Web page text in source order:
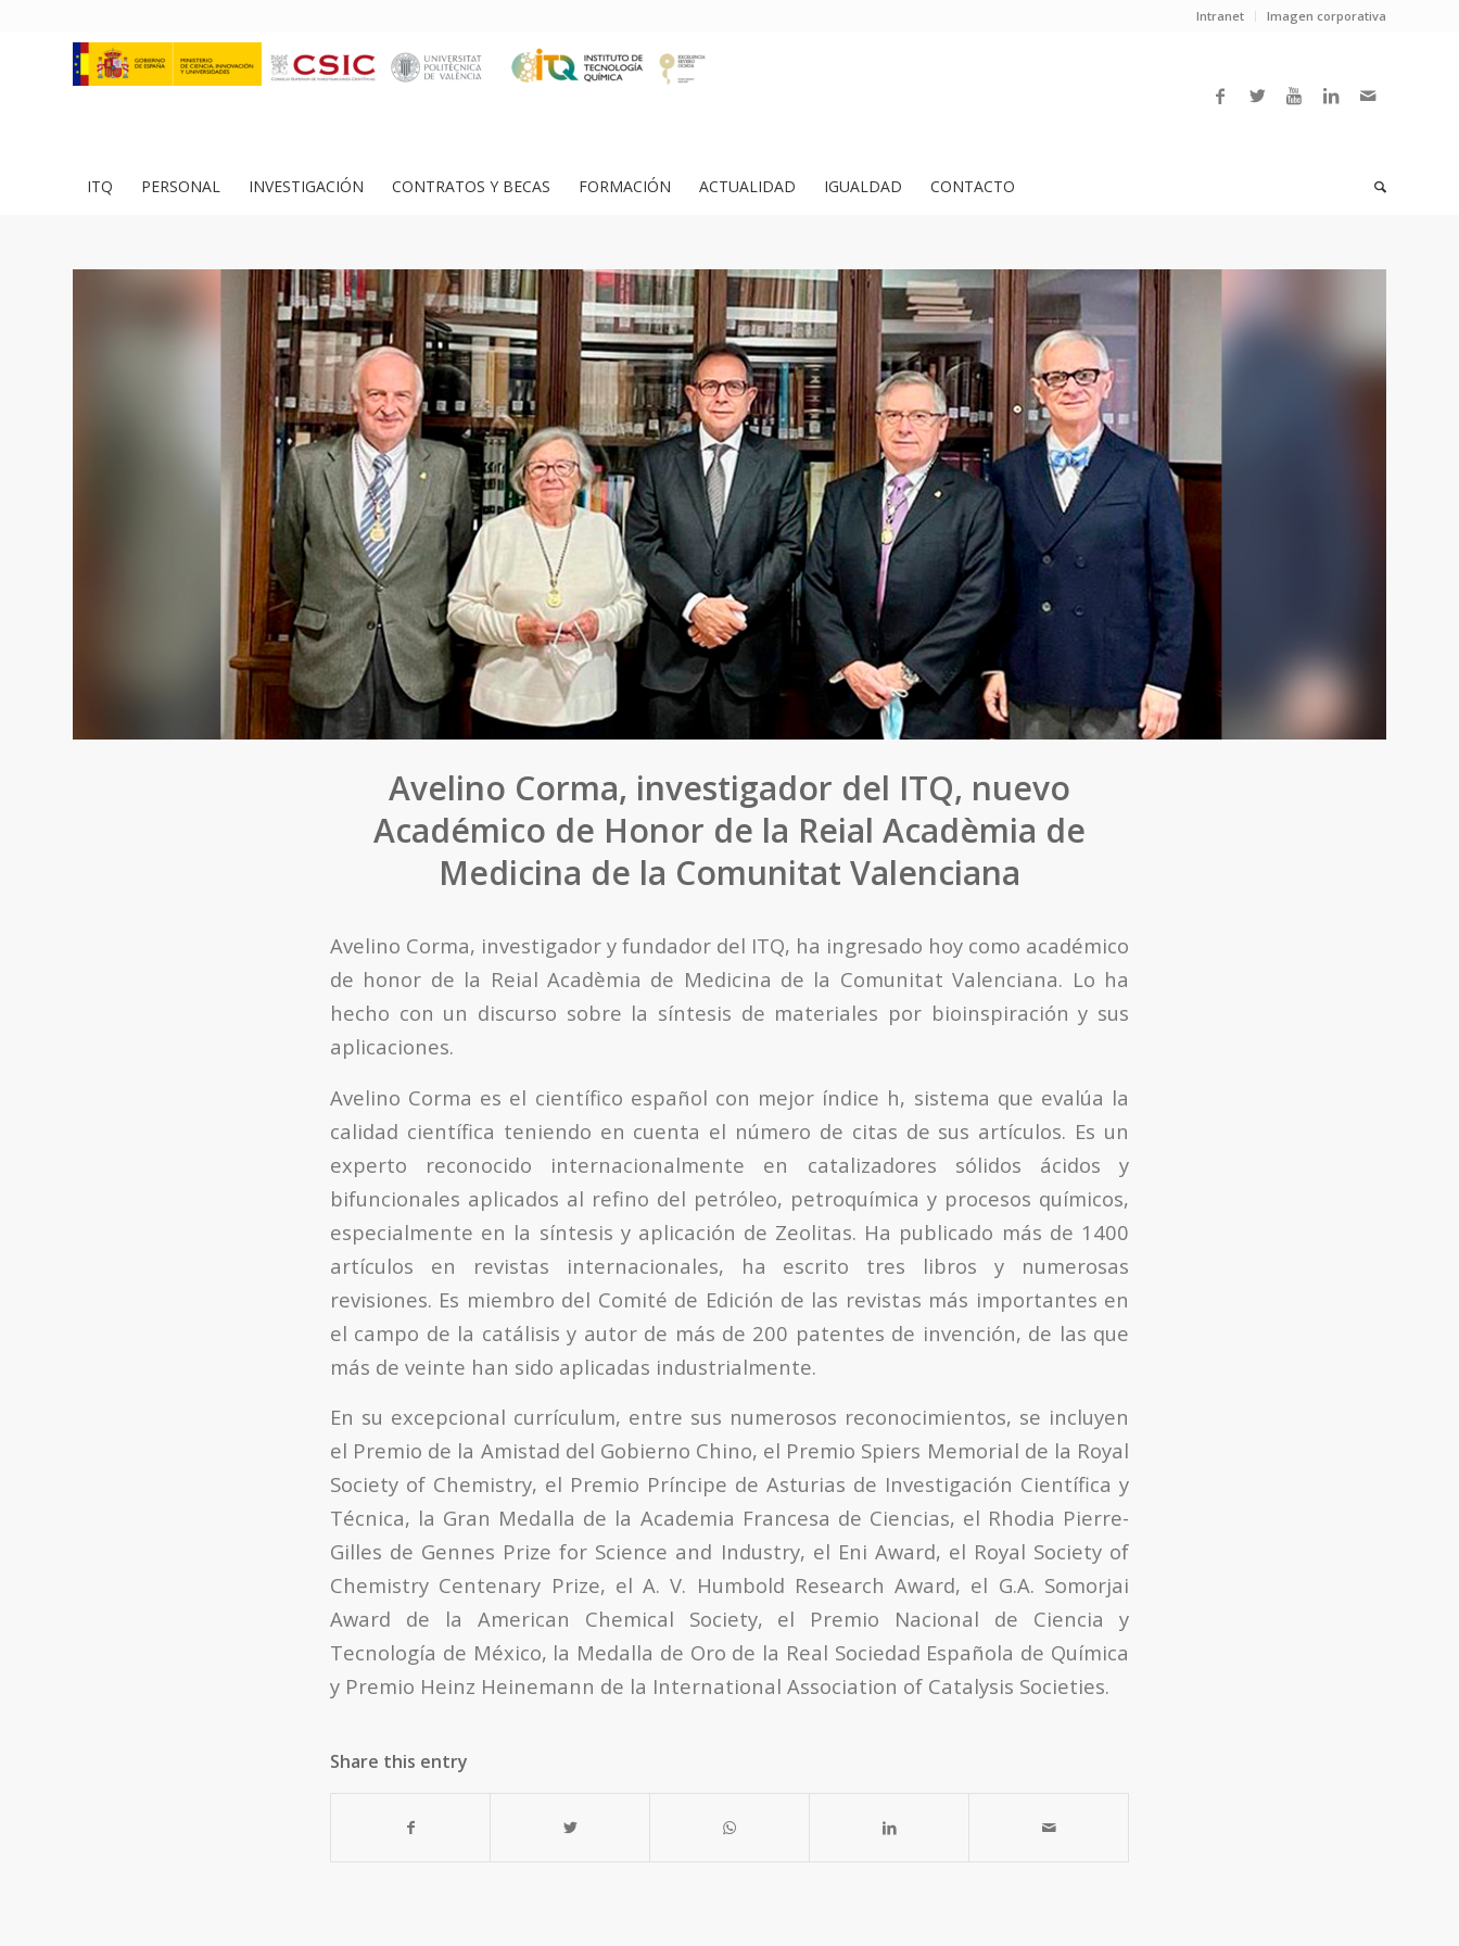
Intranet Imagen corporativa
ITQ PERSONAL INVESTIGACIÓN CONTRATOS Y BECAS FORMACIÓN ACTUALIDAD IGUALDAD CONTACTO
Avelino Corma, investigador del ITQ, nuevo
Académico de Honor de la Reial Acadèmia de
Medicina de la Comunitat Valenciana
Avelino Corma, investigador y fundador del ITQ, ha ingresado hoy como académico
de honor de la Reial Acadèmia de Medicina de la Comunitat Valenciana. Lo ha
hecho con un discurso sobre la síntesis de materiales por bioinspiración y sus
aplicaciones.
Avelino Corma es el científico español con mejor índice h, sistema que evalúa la
calidad científica teniendo en cuenta el número de citas de sus artículos. Es un
experto reconocido internacionalmente en catalizadores sólidos ácidos y
bifuncionales aplicados al refino del petróleo, petroquímica y procesos químicos,
especialmente en la síntesis y aplicación de Zeolitas. Ha publicado más de 1400
artículos en revistas internacionales, ha escrito tres libros y numerosas
revisiones. Es miembro del Comité de Edición de las revistas más importantes en
el campo de la catálisis y autor de más de 200 patentes de invención, de las que
más de veinte han sido aplicadas industrialmente.
En su excepcional currículum, entre sus numerosos reconocimientos, se incluyen
el Premio de la Amistad del Gobierno Chino, el Premio Spiers Memorial de la Royal
Society of Chemistry, el Premio Príncipe de Asturias de Investigación Científica y
Técnica, la Gran Medalla de la Academia Francesa de Ciencias, el Rhodia Pierre-
Gilles de Gennes Prize for Science and Industry, el Eni Award, el Royal Society of
Chemistry Centenary Prize, el A. V. Humbold Research Award, el G.A. Somorjai
Award de la American Chemical Society, el Premio Nacional de Ciencia y
Tecnología de México, la Medalla de Oro de la Real Sociedad Española de Química
y Premio Heinz Heinemann de la International Association of Catalysis Societies.
Share this entry